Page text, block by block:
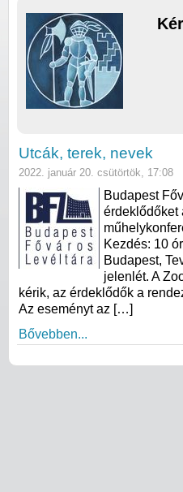
Utcák, terek, nevek
2022. január 20. csütörtök, 17:08
Budapest
érdeklődőket
Kezdés: 10
Budapest,
jelenlét. A
kérik, az érdeklődők a
Az eseményt az […]
Bővebben...